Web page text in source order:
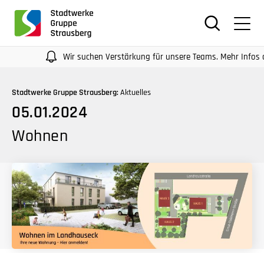
Screenreader
oder
Navigation
Tabulatorentaste:
Überspringen
der
Hauptnavigation
Wir suchen Verstärkung für unsere Teams. Mehr Infos auf
Stadtwerke Gruppe Strausberg: Aktuelles
05.01.2024
Wohnen